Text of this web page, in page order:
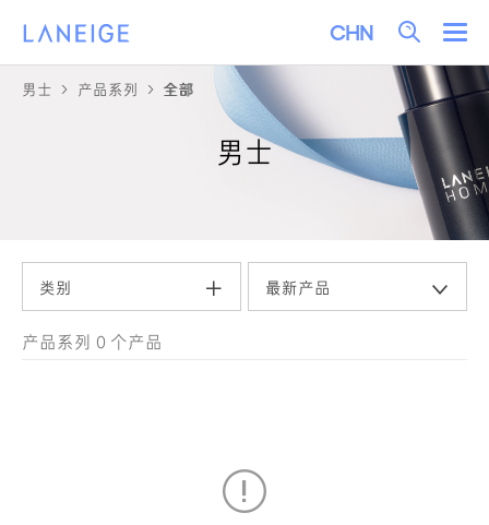
Language
Selection
关
男士 产品系列 全部
男士产品系列
全部
类别 最新产品
产品系列 0 个产品